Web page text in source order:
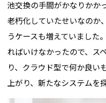
池交換の手間がかなりかか
老朽化していたせいなのか
うケースも増えていました
ればいけなかったので、ス
り、クラウド型で何か良い
上がり、新たなシステムを